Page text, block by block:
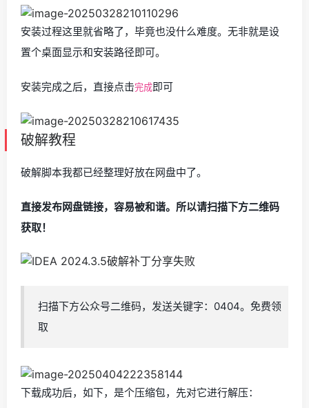
安装过程这里就省略了，毕竟也没什么难度。无非就是设
置个桌面显示和安装路径即可。
安装完成之后，直接点击完成即可
破解教程
破解脚本我都已经整理好放在网盘中了。
直接发布网盘链接，容易被和谐。所以请扫描下方二维码
获取！
扫描下方公众号二维码，发送关键字：0404。免费领
取
下载成功后，如下，是个压缩包，先对它进行解压：